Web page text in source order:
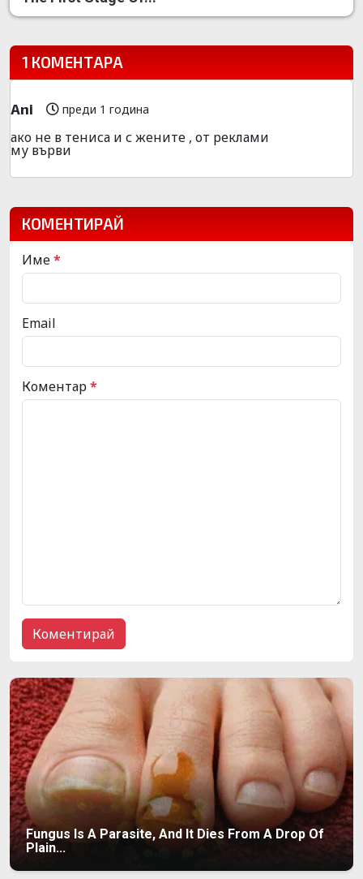
1 КОМЕНТАРА
Ani преди 1 година
ако не в тениса и с жените , от реклами
му върви
КОМЕНТИРАЙ
Име*
Email
Коментар*
Fungus Is A Parasite, And It Dies From A Drop Of
Plain...